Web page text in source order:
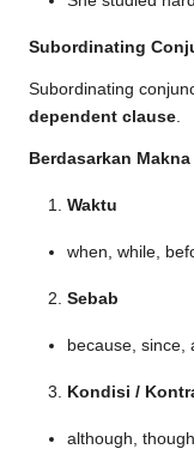
Subordinating
Subordinating
dependent clause
Berdasarkan Makna
Waktu
when, while,
Sebab
because, since,
Kondisi /
although,